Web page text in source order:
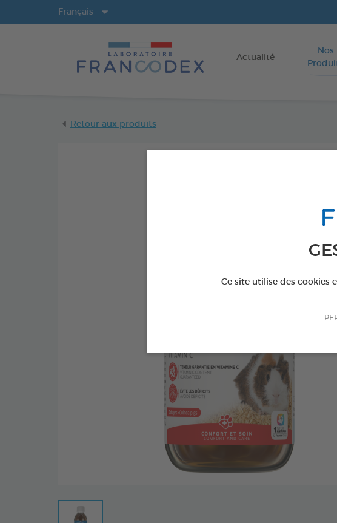
Ce site utilise des cookies
Actualité
Nos
Français
Retour aux produits